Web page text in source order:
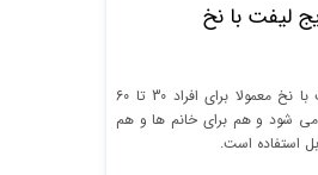
لیفت با نخ
از روش لیفت با نخ معمولا برای افراد 30 تا 60
می شود و هم برای خانم ها و هم
استفاده است.